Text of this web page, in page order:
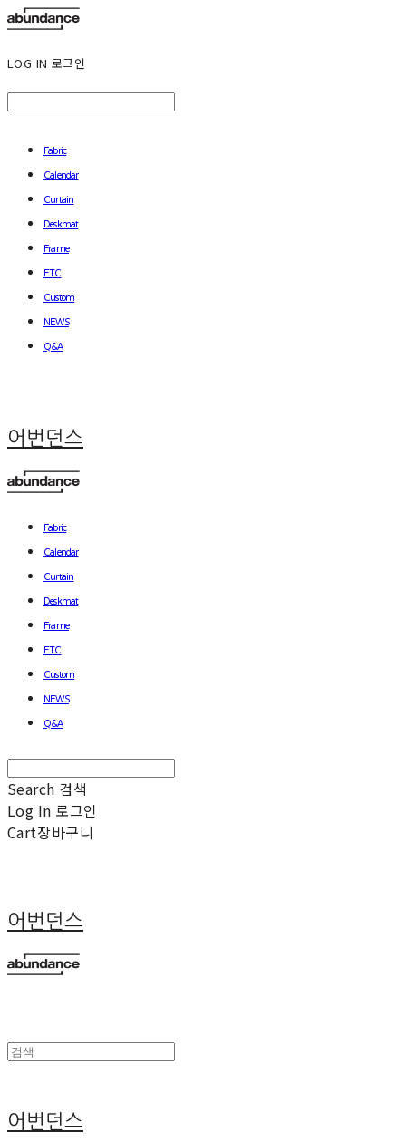
LOG IN 로그인
Fabric
Calendar
Curtain
Deskmat
Frame
ETC
Custom
NEWS
Q&A
어번던스
Fabric
Calendar
Curtain
Deskmat
Frame
ETC
Custom
NEWS
Q&A
Search 검색
Log In 로그인
Cart장바구니
어번던스
어번던스